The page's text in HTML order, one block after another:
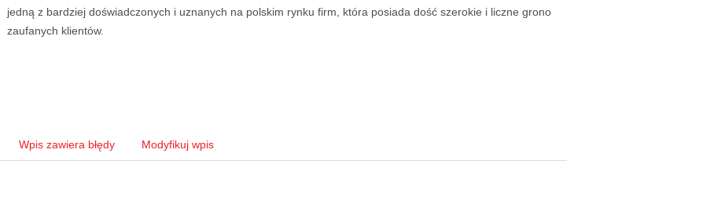
jedną z bardziej doświadczonych i uznanych na polskim rynku firm, która posiada dość szerokie i liczne grono
zaufanych klientów.
Wpis zawiera błędy Modyfikuj wpis